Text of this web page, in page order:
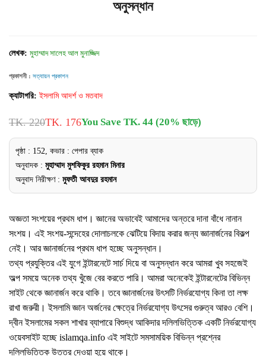
অনুসন্ধান
লেখক: মুহাম্মাদ সালেহ আল মুনাজ্জিদ
প্রকাশনী : সত্যায়ন প্রকাশন
ক্যাটাগরি: ইসলামি আদর্শ ও মতবাদ
TK. 220TK. 176You Save TK. 44 (20% ছাড়ে)
পৃষ্ঠা : 152, কভার : পেপার ব্যাক
অনুবাদক : মুহাম্মাদ মুশফিকুর রহমান মিনার
অনুবাদ নিরীক্ষণ : মুফতী আবদুর রহমান
অজ্ঞতা সংশয়ের প্রথম ধাপ। জ্ঞানের অভাবেই আমাদের অন্তরে দানা বাঁধে নানান
সংশয়। এই সংশয়-সন্দেহের দোলাচলকে ঝেটিয়ে বিদায় করার জন্য জ্ঞানার্জনের বিকল্প
নেই। আর জ্ঞানার্জনের প্রথম ধাপ হচ্ছে অনুসন্ধান।
তথ্য প্রযুক্তির এই যুগে ইন্টারনেটে সার্চ দিয়ে বা অনুসন্ধান করে আমরা খুব সহজেই
অল্প সময়ে অনেক তথ্য খুঁজে বের করতে পারি। আমরা অনেকেই ইন্টারনেটের বিভিন্ন
সাইট থেকে জ্ঞানার্জন করে থাকি। তবে জ্ঞানার্জনের উৎসটি নির্ভরযোগ্য কিনা তা লক্ষ
রাখা জরুরী। ইসলামি জ্ঞান অর্জনের ক্ষেত্রে নির্ভরযোগ্য উৎসের গুরুত্ব আরও বেশি।
দ্বীন ইসলামের সকল শাখার ব্যাপারে বিশুদ্ধ আকিদার দলিলভিত্তিক একটি নির্ভরযোগ্য
ওয়েবসাইট হচ্ছে islamqa.info এই সাইটে সমসাময়িক বিভিন্ন প্রশ্নের
দলিলভিত্তিক উত্তর দেওয়া হয়ে থাকে।